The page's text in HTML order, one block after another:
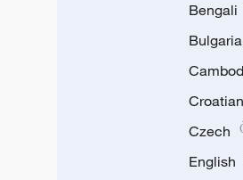
Bengali
Croatian
Czech
English